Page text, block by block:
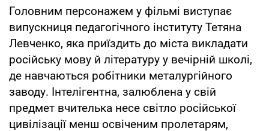
Головним персонажем у фільмі виступає
випускниця педагогічного інституту Тетяна
Левченко, яка приїздить до міста викладати
російську мову й літературу у вечірній школі,
де навчаються робітники металургійного
заводу. Інтелігентна, залюблена у свій
предмет вчителька несе світло російської
цивілізації менш освіченим пролетарям,